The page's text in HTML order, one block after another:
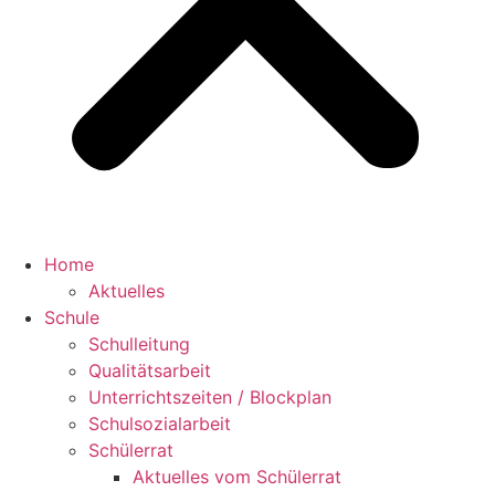
Home
Aktuelles
Schule
Schulleitung
Qualitätsarbeit
Unterrichtszeiten / Blockplan
Schulsozialarbeit
Schülerrat
Aktuelles vom Schülerrat